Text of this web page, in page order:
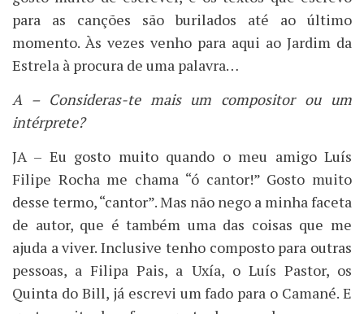
para as canções são burilados até ao último
momento. Às vezes venho para aqui ao Jardim da
Estrela à procura de uma palavra…
A – Consideras-te mais um compositor ou um
intérprete?
JA – Eu gosto muito quando o meu amigo Luís
Filipe Rocha me chama “ó cantor!” Gosto muito
desse termo, “cantor”. Mas não nego a minha faceta
de autor, que é também uma das coisas que me
ajuda a viver. Inclusive tenho composto para outras
pessoas, a Filipa Pais, a Uxía, o Luís Pastor, os
Quinta do Bill, já escrevi um fado para o Camané. E